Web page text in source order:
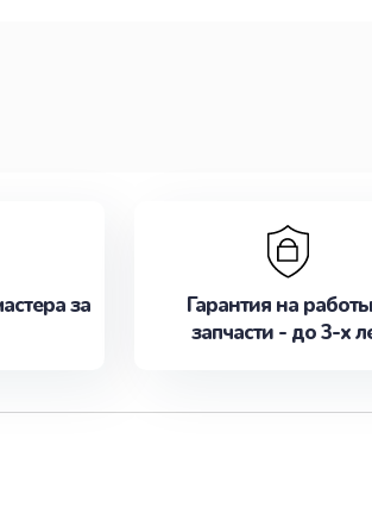
за
Гарантия на
запчасти - до 3-х